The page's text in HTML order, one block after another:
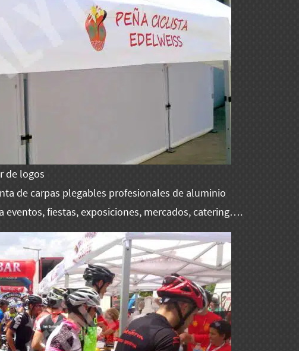
de logos
de carpas plegables profesionales de aluminio
eventos, fiestas, exposiciones, mercados, catering….